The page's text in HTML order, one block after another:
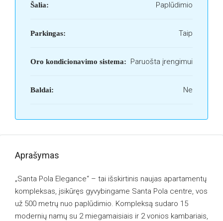
Šalia: Paplūdimio
Parkingas: Taip
Oro kondicionavimo sistema: Paruošta įrengimui
Baldai: Ne
Aprašymas
„Santa Pola Elegance“ – tai išskirtinis naujas apartamentų
kompleksas, įsikūręs gyvybingame Santa Pola centre, vos
už 500 metrų nuo paplūdimio. Kompleksą sudaro 15
modernių namų su 2 miegamaisiais ir 2 vonios kambariais,